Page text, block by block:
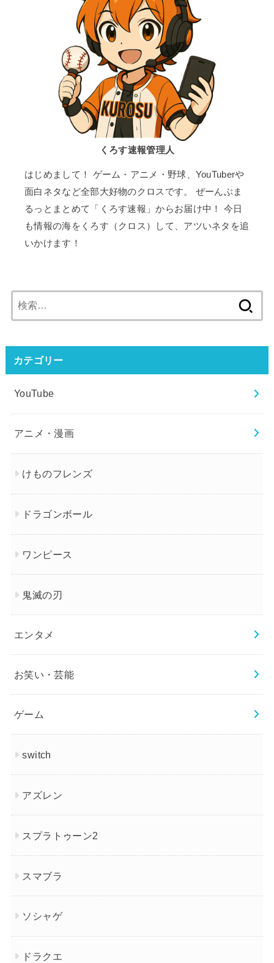
くろす速報管理人
はじめまして！ ゲーム・アニメ・野球、YouTuberや
面白ネタなど全部大好物のクロスです。 ぜーんぶま
るっとまとめて「くろす速報」からお届け中！ 今日
も情報の海をくろす（クロス）して、アツいネタを追
いかけます！
索:
カテゴリー
YouTube
アニメ・漫画
けものフレンズ
ドラゴンボール
ワンピース
鬼滅の刃
エンタメ
お笑い・芸能
ゲーム
switch
アズレン
スプラトゥーン2
スマブラ
ソシャゲ
ドラクエ